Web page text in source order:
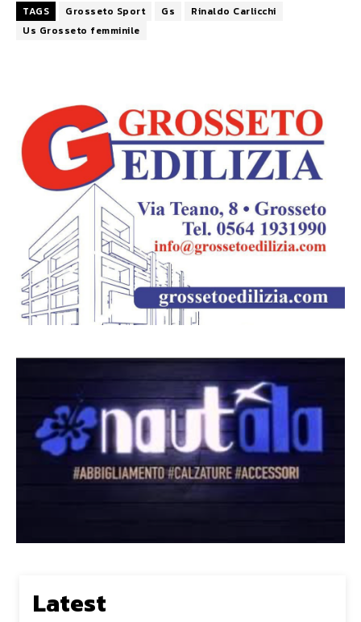
TAGS Grosseto Sport Gs
Rinaldo Carlicchi
Us Grosseto femminile
Latest